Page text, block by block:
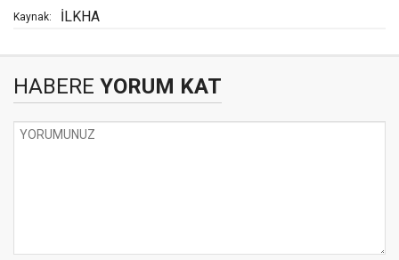
Kaynak: İLKHA
HABERE YORUM KAT